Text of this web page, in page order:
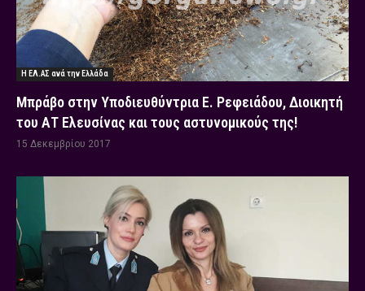
Η ΕΛ.ΑΣ ανά την Ελλάδα
Μπράβο στην Υποδιευθύντρια Ε. Ρεφειάδου, Διοικητή
του ΑΤ Ελευσίνας και τους αστυνομικούς της!
15 Δεκεμβρίου 2017